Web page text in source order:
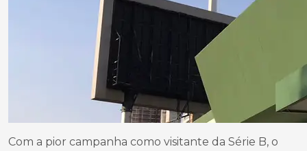
Com a pior campanha como visitante da Série B, o